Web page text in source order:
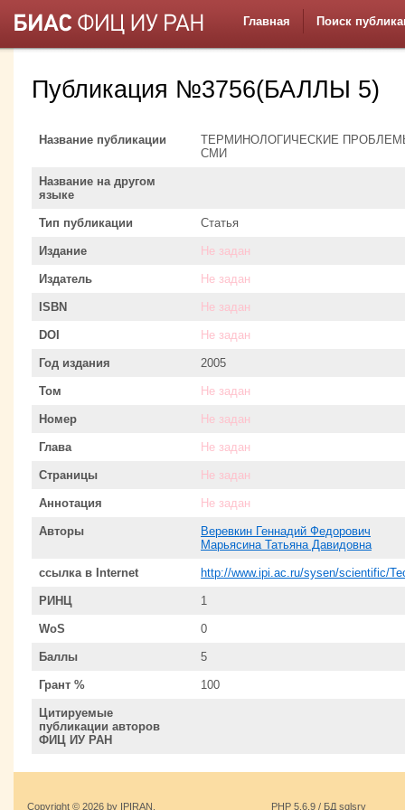
Главная Поиск
Публикация №3756(БАЛЛЫ 5)
Название публикации
ТЕРМИНОЛОГИЧЕСКИЕ
СМИ
Название на другом
языке
Тип публикации Статья
Издание Не задан
Издатель Не задан
ISBN Не задан
DOI Не задан
Год издания 2005
Том Не задан
Номер Не задан
Глава Не задан
Страницы Не задан
Аннотация Не задан
Авторы
Веревкин Геннадий Федорович
Марьясина Татьяна Давидовна
ссылка в Internet http://www.ipi.ac.ru/sysen/scientific/
РИНЦ 1
WoS 0
Баллы 5
Грант % 100
Цитируемые
публикации авторов
ФИЦ ИУ РАН
Copyright © 2026 by IPIRAN.
PHP 5.6.9 / БД sqlsrv